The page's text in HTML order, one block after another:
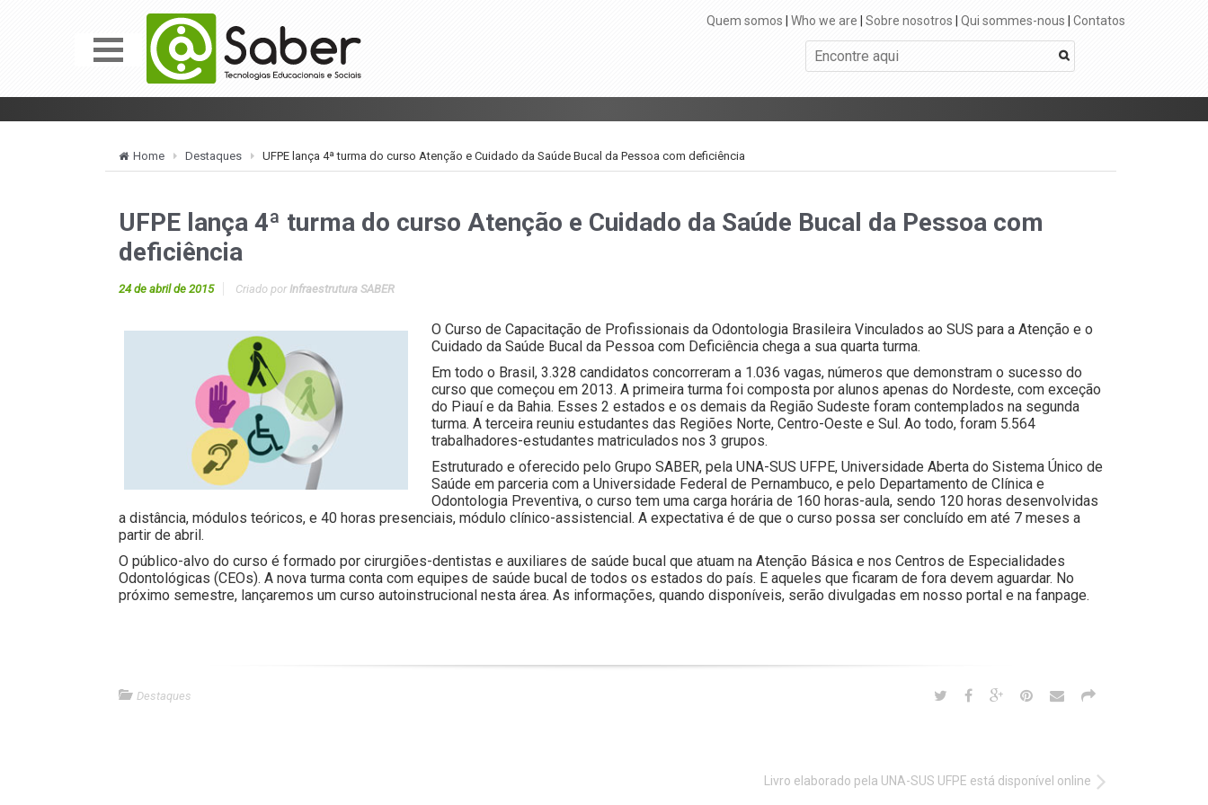
Quem somos Who we are Sobre nosotros Qui sommes-nous Contatos
Home Destaques UFPE lança 4ª turma do curso Atenção e Cuidado da Saúde Bucal da Pessoa com deficiência
UFPE lança 4ª turma do curso Atenção e Cuidado da Saúde Bucal da Pessoa com
deficiência
24 de abril de 2015 Criado por Infraestrutura SABER
O Curso de Capacitação de Profissionais da Odontologia Brasileira Vinculados ao SUS para a Atenção e o
Cuidado da Saúde Bucal da Pessoa com Deficiência chega a sua quarta turma.
Em todo o Brasil, 3.328 candidatos concorreram a 1.036 vagas, números que demonstram o sucesso do
curso que começou em 2013. A primeira turma foi composta por alunos apenas do Nordeste, com exceção
do Piauí e da Bahia. Esses 2 estados e os demais da Região Sudeste foram contemplados na segunda
turma. A terceira reuniu estudantes das Regiões Norte, Centro-Oeste e Sul. Ao todo, foram 5.564
trabalhadores-estudantes matriculados nos 3 grupos.
Estruturado e oferecido pelo Grupo SABER, pela UNA-SUS UFPE, Universidade Aberta do Sistema Único de
Saúde em parceria com a Universidade Federal de Pernambuco, e pelo Departamento de Clínica e
Odontologia Preventiva, o curso tem uma carga horária de 160 horas-aula, sendo 120 horas desenvolvidas
a distância, módulos teóricos, e 40 horas presenciais, módulo clínico-assistencial. A expectativa é de que o curso possa ser concluído em até 7 meses a
partir de abril.
O público-alvo do curso é formado por cirurgiões-dentistas e auxiliares de saúde bucal que atuam na Atenção Básica e nos Centros de Especialidades
Odontológicas (CEOs). A nova turma conta com equipes de saúde bucal de todos os estados do país. E aqueles que ficaram de fora devem aguardar. No
próximo semestre, lançaremos um curso autoinstrucional nesta área. As informações, quando disponíveis, serão divulgadas em nosso portal e na fanpage.
Destaques
Livro elaborado pela UNA-SUS UFPE está disponível online